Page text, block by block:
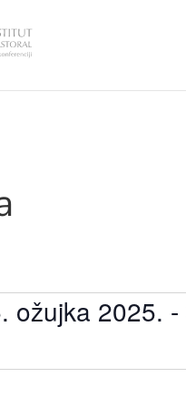
ožujka 2025. -